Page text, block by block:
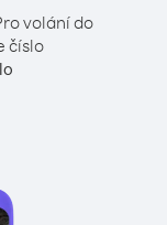
volání do
číslo